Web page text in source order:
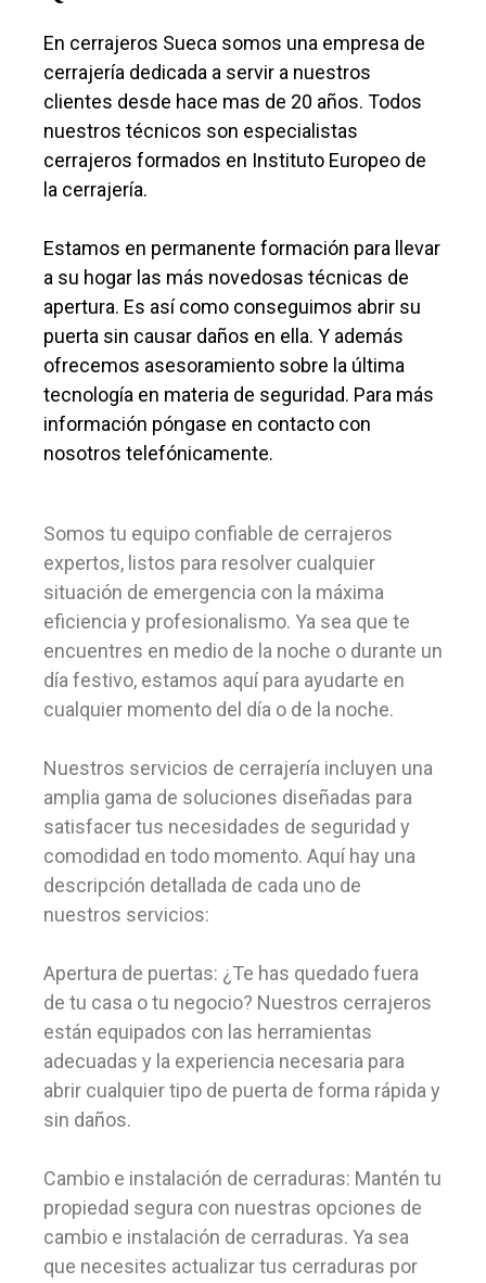
En cerrajeros Sueca somos una empresa de
cerrajería dedicada a servir a nuestros
clientes desde hace mas de 20 años. Todos
nuestros técnicos son especialistas
cerrajeros formados en Instituto Europeo de
la cerrajería.
Estamos en permanente formación para llevar
a su hogar las más novedosas técnicas de
apertura. Es así como conseguimos abrir su
puerta sin causar daños en ella. Y además
ofrecemos asesoramiento sobre la última
tecnología en materia de seguridad. Para más
información póngase en contacto con
nosotros telefónicamente.
Somos tu equipo confiable de cerrajeros
expertos, listos para resolver cualquier
situación de emergencia con la máxima
eficiencia y profesionalismo. Ya sea que te
encuentres en medio de la noche o durante un
día festivo, estamos aquí para ayudarte en
cualquier momento del día o de la noche.
Nuestros servicios de cerrajería incluyen una
amplia gama de soluciones diseñadas para
satisfacer tus necesidades de seguridad y
comodidad en todo momento. Aquí hay una
descripción detallada de cada uno de
nuestros servicios:
Apertura de puertas: ¿Te has quedado fuera
de tu casa o tu negocio? Nuestros cerrajeros
están equipados con las herramientas
adecuadas y la experiencia necesaria para
abrir cualquier tipo de puerta de forma rápida y
sin daños.
Cambio e instalación de cerraduras: Mantén tu
propiedad segura con nuestras opciones de
cambio e instalación de cerraduras. Ya sea
que necesites actualizar tus cerraduras por